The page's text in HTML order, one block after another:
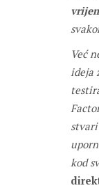
Već
ideja
kod